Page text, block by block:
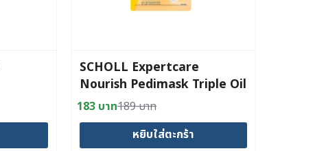
SCHOLL Expertcare
Nourish Pedimask Triple Oil
189บาท
Original
price
was:
183 บาท
Current
price
is:
หยิบใส่ตะกร้า